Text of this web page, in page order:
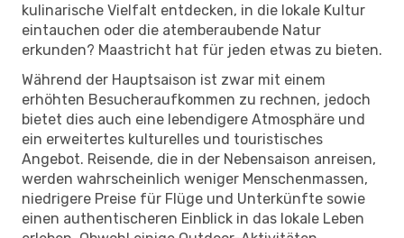
kulinarische Vielfalt entdecken, in die lokale Kultur
eintauchen oder die atemberaubende Natur
erkunden? Maastricht hat für jeden etwas zu bieten.
Während der Hauptsaison ist zwar mit einem
erhöhten Besucheraufkommen zu rechnen, jedoch
bietet dies auch eine lebendigere Atmosphäre und
ein erweitertes kulturelles und touristisches
Angebot. Reisende, die in der Nebensaison anreisen,
werden wahrscheinlich weniger Menschenmassen,
niedrigere Preise für Flüge und Unterkünfte sowie
einen authentischeren Einblick in das lokale Leben